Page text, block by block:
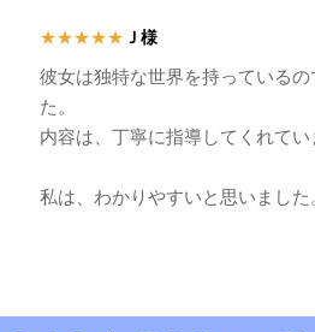
★★★★★ Ｊ様
彼女は独特な世界を持っている
た。
内容は、丁寧に指導してくれてい
私は、わかりやすいと思いました